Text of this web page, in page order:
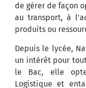
de gérer de façon
au transport, à
produits ou
Depuis le lycée,
un intérêt pour
le Bac, elle
Logistique et